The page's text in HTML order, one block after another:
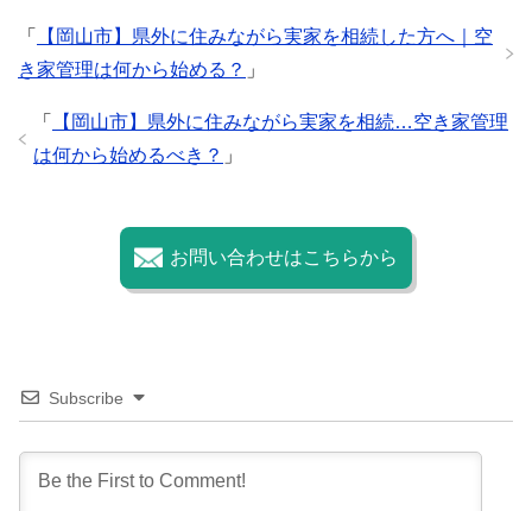
o
k
「
【岡山市】県外に住みながら実家を相続した方へ｜空
き家管理は何から始める？ 」
「
【岡山市】県外に住みながら実家を相続…空き家管理
は何から始めるべき？ 」
お問い合わせはこちらから
Subscribe